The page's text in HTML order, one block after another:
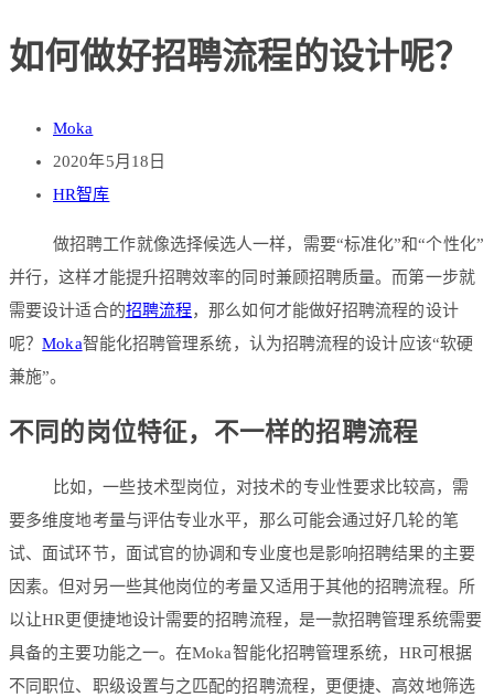
如何做好招聘流程的设计呢？
Moka
2020年5月18日
HR智库
做招聘工作就像选择候选人一样，需要“标准化”和“个性化”
并行，这样才能提升招聘效率的同时兼顾招聘质量。而第一步就
需要设计适合的招聘流程，那么如何才能做好招聘流程的设计
呢？Moka智能化招聘管理系统，认为招聘流程的设计应该“软硬
兼施”。
不同的岗位特征，不一样的招聘流程
比如，一些技术型岗位，对技术的专业性要求比较高，需
要多维度地考量与评估专业水平，那么可能会通过好几轮的笔
试、面试环节，面试官的协调和专业度也是影响招聘结果的主要
因素。但对另一些其他岗位的考量又适用于其他的招聘流程。所
以让HR更便捷地设计需要的招聘流程，是一款招聘管理系统需要
具备的主要功能之一。在Moka智能化招聘管理系统，HR可根据
不同职位、职级设置与之匹配的招聘流程，更便捷、高效地筛选